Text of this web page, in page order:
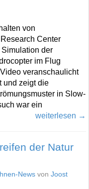
von
Center
der
im Flug
veranschaulicht
und zeigt die
in Slow-
war ein
weiterlesen →
der Natur
News von Joost